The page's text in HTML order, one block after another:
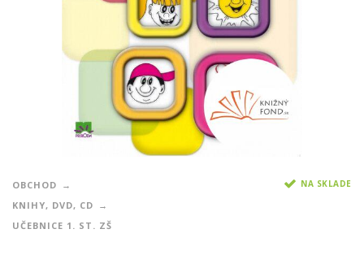
OBCHOD
KNIHY, DVD, CD
UČEBNICE 1. ST. ZŠ
NA SKLADE